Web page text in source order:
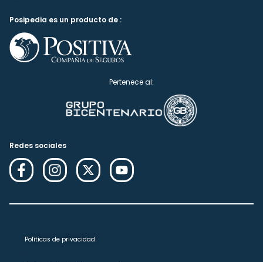
Posipedia es un producto de :
Pertenece al:
Redes sociales
Políticas de privacidad